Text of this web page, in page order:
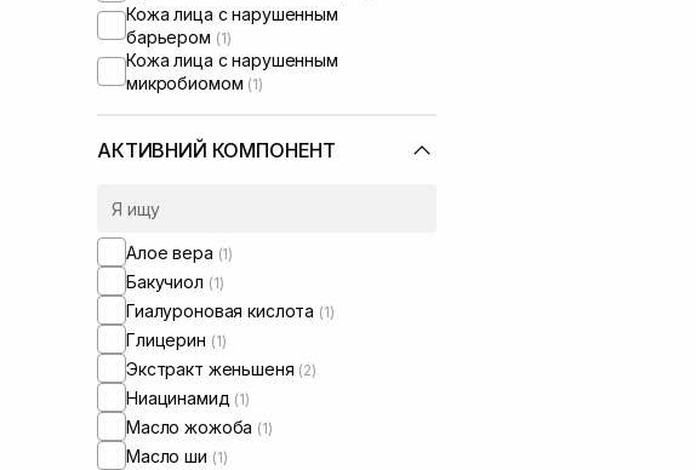
Кожа лица с нарушенным
барьером (1)
Кожа лица с нарушенным
микробиомом (1)
АКТИВНИЙ КОМПОНЕНТ
Алое вера (1)
Бакучиол (1)
Гиалуроновая кислота (1)
Глицерин (1)
Экстракт женьшеня (2)
Ниацинамид (1)
Масло жожоба (1)
Масло ши (1)